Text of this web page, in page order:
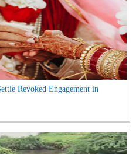
Revoked Engagement in